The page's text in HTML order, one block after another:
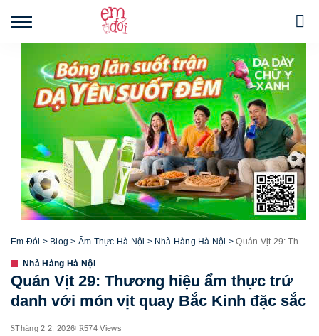
Em Đói > Blog > Ẩm Thực Hà Nội > Nhà Hàng Hà Nội >Quán Vịt 29: Thương hiệu ẩm thực trứ danh với món vịt quay Bắc Kinh đặc sắc
Nhà Hàng Hà Nội
Quán Vịt 29: Thương hiệu ẩm thực trứ
danh với món vịt quay Bắc Kinh đặc sắc
Tháng 2 2, 2026 574 Views